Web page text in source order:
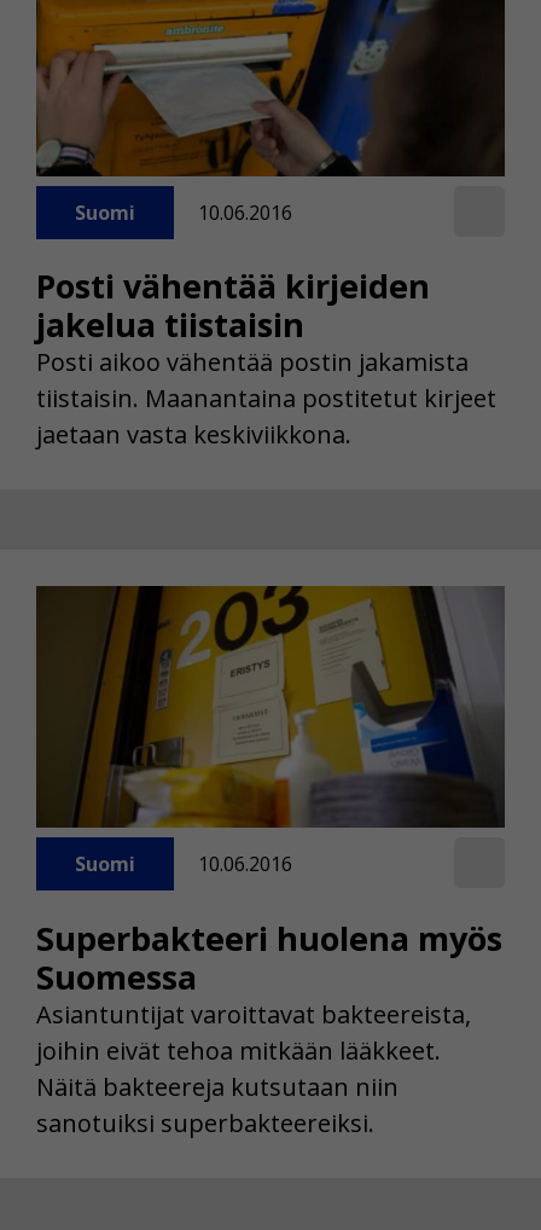
Posti vähentää kirjeiden
jakelua tiistaisin
Suomi 10.06.2016
Posti aikoo vähentää postin jakamista
tiistaisin. Maanantaina postitetut kirjeet
jaetaan vasta keskiviikkona.
Superbakteeri huolena myös
Suomessa
Suomi 10.06.2016
Asiantuntijat varoittavat bakteereista,
joihin eivät tehoa mitkään lääkkeet.
Näitä bakteereja kutsutaan niin
sanotuiksi superbakteereiksi.